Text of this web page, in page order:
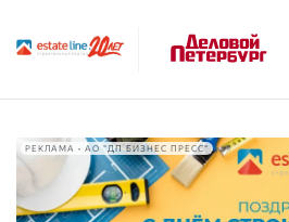
РЕКЛАМА • АО "ДП БИЗНЕС ПРЕСС"